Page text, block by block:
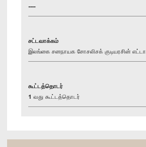
----
சட்டவாக்கம்
இலங்கை சனநாயக சோசலிசக் குடியரசின்
கூட்டத்தொடர்
1 வது கூட்டத்தொடர்